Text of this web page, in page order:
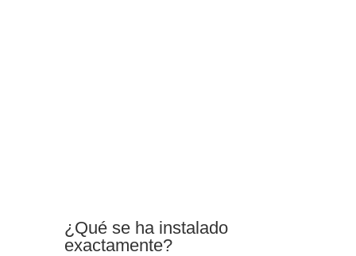
¿Qué se ha instalado
exactamente?